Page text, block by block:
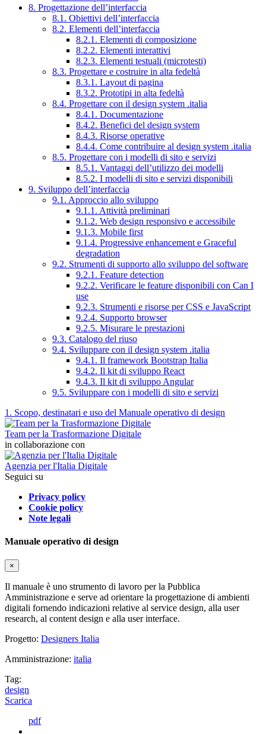
8. Progettazione dell’interfaccia
8.1. Obiettivi dell’interfaccia
8.2. Elementi dell’interfaccia
8.2.1. Elementi di composizione
8.2.2. Elementi interattivi
8.2.3. Elementi testuali (microtesti)
8.3. Progettare e costruire in alta fedeltà
8.3.1. Layout di pagina
8.3.2. Prototipi in alta fedeltà
8.4. Progettare con il design system .italia
8.4.1. Documentazione
8.4.2. Benefici del design system
8.4.3. Risorse operative
8.4.4. Come contribuire al design system .italia
8.5. Progettare con i modelli di sito e servizi
8.5.1. Vantaggi dell’utilizzo dei modelli
8.5.2. I modelli di sito e servizi disponibili
9. Sviluppo dell’interfaccia
9.1. Approccio allo sviluppo
9.1.1. Attività preliminari
9.1.2. Web design responsivo e accessibile
9.1.3. Mobile first
9.1.4. Progressive enhancement e Graceful
degradation
9.2. Strumenti di supporto allo sviluppo del software
9.2.1. Feature detection
9.2.2. Verificare le feature disponibili con Can I
use
9.2.3. Strumenti e risorse per CSS e JavaScript
9.2.4. Supporto browser
9.2.5. Misurare le prestazioni
9.3. Catalogo del riuso
9.4. Sviluppare con il design system .italia
9.4.1. Il framework Bootstrap Italia
9.4.2. Il kit di sviluppo React
9.4.3. Il kit di sviluppo Angular
9.5. Sviluppare con i modelli di sito e servizi
1. Scopo, destinatari e uso del Manuale operativo di design
Team per la Trasformazione Digitale
in collaborazione con
Agenzia per l'Italia Digitale
Seguici su
Privacy policy
Cookie policy
Note legali
Manuale operativo di design
×
Il manuale è uno strumento di lavoro per la Pubblica
Amministrazione e serve ad orientare la progettazione di ambienti
digitali fornendo indicazioni relative al service design, alla user
research, al content design e alla user interface.
Progetto: Designers Italia
Amministrazione: italia
Tag:
design
Scarica
pdf